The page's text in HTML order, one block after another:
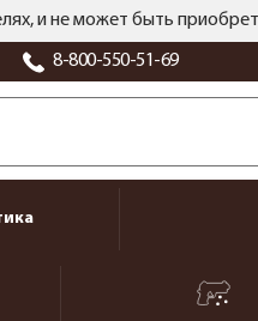
и не может быть
8-800-550-51-69